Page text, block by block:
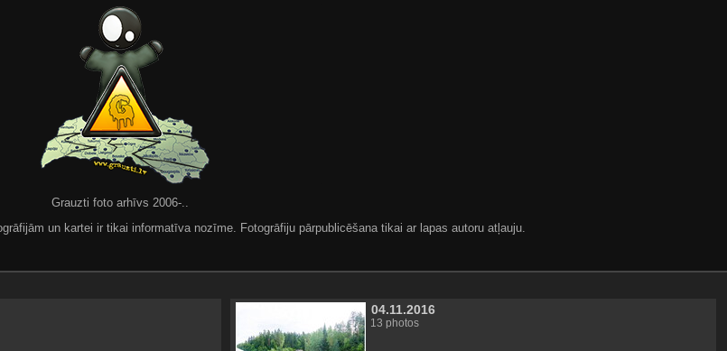
Grauzti foto arhīvs 2006-..
un kartei ir tikai informatīva nozīme. Fotogrāfiju pārpublicēšana tikai ar lapas autoru atļauju.
04.11.2016
13 photos